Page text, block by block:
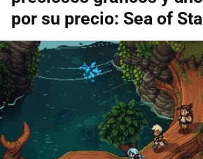
por su precio: Sea of